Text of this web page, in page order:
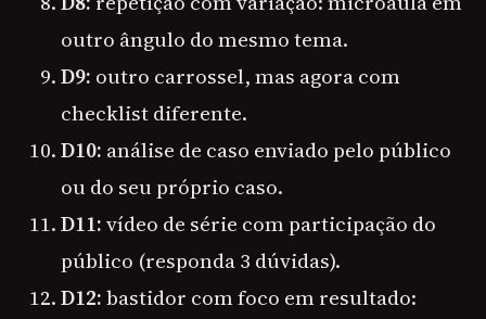
outro ângulo do mesmo tema.
D9: outro carrossel, mas agora com
checklist diferente.
D10: análise de caso enviado pelo público
ou do seu próprio caso.
D11:vídeo de série com participação do
público (responda 3 dúvidas).
D12:bastidor com foco em resultado: